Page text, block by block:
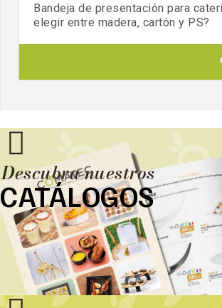
Bandeja de presentación para
elegir entre madera, cartón y PS?
Descubra nuestros
CATÁLOGOS